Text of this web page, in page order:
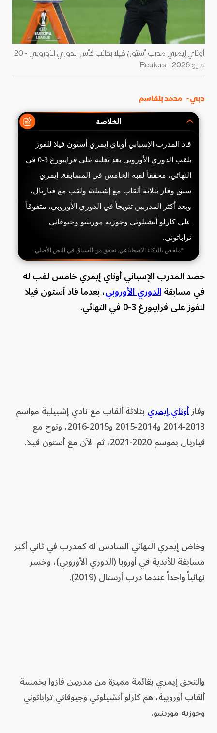
أوناي إيمري مدرب أستون فيلا بجانب كأس الدوري الأوروبي - 20
مايو 2026 - Reuters
دبي - محمد بلقاسم
الخلاصة
قاد المدرب الإسباني أوناي إيمري أستون فيلا للفوز
بلقب الدوري الأوروبي بعد تغلبه على فرايبورغ 3-0 في
النهائي، محققاً لقبه الخامس في المسابقة. إيمري
سبق وفاز بثلاثة ألقاب مع إشبيلية ولقب مع فياريال،
ويعد أكثر المدربين تتويجاً في الدوري الأوروبي، متفوقاً
على كارلو أنشيلوتي وجوزيه مورينيو وجيوفاني
تراباتوني.
*ملخص بالذكاء الاصطناعي. تحقق من السياق في النص الأصلي.
حصد المدرب الإسباني أوناي إيمري خامس لقب له
في مسابقةالدوري الأوروبي، بعدما قاد أستون فيلا
للفوز على فرايبورغ 3-0 في النهائي.
وفازأوناي إيمريبثلاثة ألقاب مع نادي إشبيلية مواسم
2013-2014 و2014-2015 و2015-2016، وتوج مع
فياريال بموسم 2020-2021، ثم الآن مع أستون فيلا.
وخاض إيمري النهائي السادس له كمدرب في ثاني أكبر
مسابقة للأندية في أوروبا (الدوري الأوروبي)، وخسر
نهائياً واحداً عندما درب أرسنال (2019).
والتحق إيمري بقائمة مميزة من مدربين فازوا بخمسة
ألقاب أوروبية، هم كارلو أنشيلوتي وجيوفاني تراباتوني
وجوزيه مورينيو.